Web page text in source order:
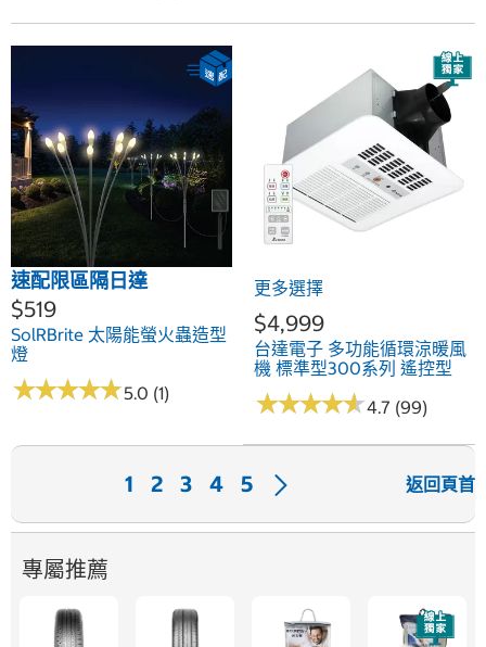
速配限區隔日達
$519
SolRBrite 太陽能螢火蟲造型
燈
★★★★★
★★★★★5.0 (1)
更多選擇
$4,999
台達電子 多功能循環涼暖風
機 標準型300系列 遙控型
★★★★★
★★★★★4.7 (99)
1 2 3 4 5 返回頁首
專屬推薦